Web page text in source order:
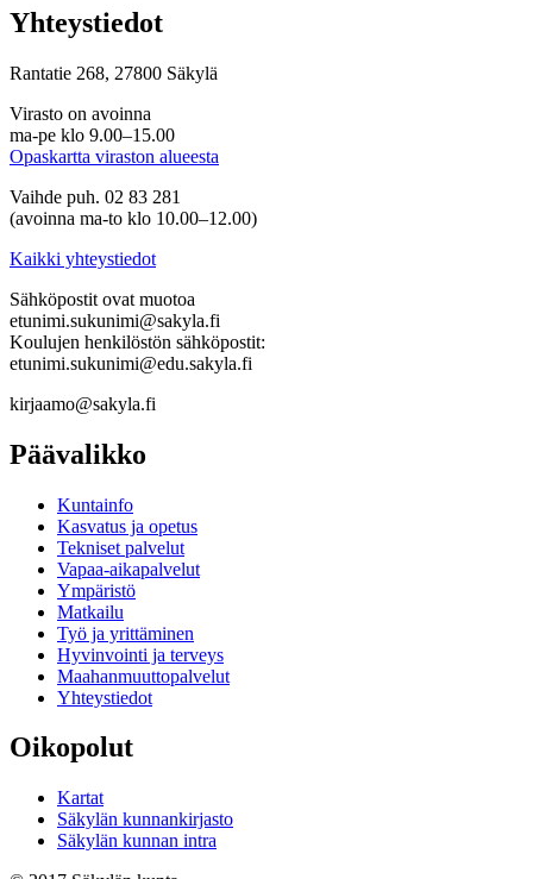
Yhteystiedot
Rantatie 268, 27800 Säkylä
Virasto on avoinna
ma-pe klo 9.00–15.00
Opaskartta viraston alueesta
Vaihde puh. 02 83 281
(avoinna ma-to klo 10.00–12.00)
Kaikki yhteystiedot
Sähköpostit ovat muotoa
etunimi.sukunimi@sakyla.fi
Koulujen henkilöstön sähköpostit:
etunimi.sukunimi@edu.sakyla.fi
kirjaamo@sakyla.fi
Päävalikko
Kunta­info
Kasvatus ja opetus
Tekniset palvelut
Vapaa-aika­palvelut
Ympä­ristö
Mat­kailu
Työ ja yrittä­minen
Hyvinvointi ja terveys
Maahanmuuttopalvelut
Yhteystiedot
Oikopolut
Kartat
Säkylän kunnankirjasto
Säkylän kunnan intra